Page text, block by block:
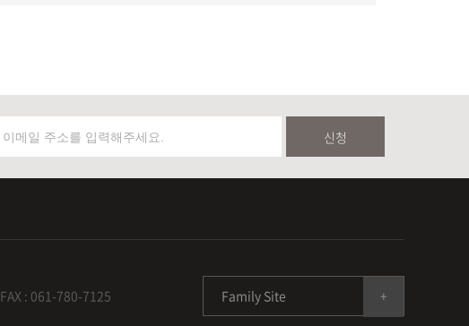
신청
Family Site
FAX : 061-780-7125